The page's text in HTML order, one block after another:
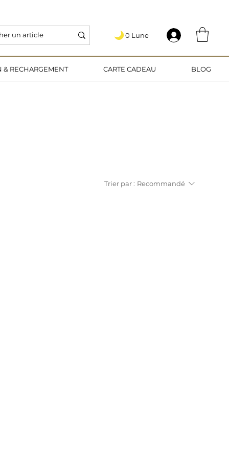
.
0 Lune
& RECHARGEMENT CARTE CADEAU BLOG
Trier par : Recommandé